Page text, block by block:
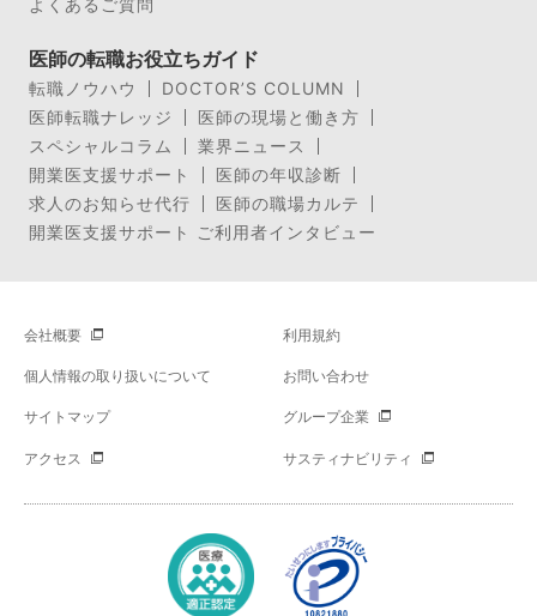
医師の転職お役立ちガイド
転職ノウハウ
DOCTOR’S COLUMN
医師転職ナレッジ
医師の現場と働き方
スペシャルコラム
業界ニュース
開業医支援サポート
医師の年収診断
求人のお知らせ代行
医師の職場カルテ
開業医支援サポート ご利用者インタビュー
会社概要 利用規約
個人情報の取り扱いについて お問い合わせ
サイトマップ グループ企業
アクセス サスティナビリティ